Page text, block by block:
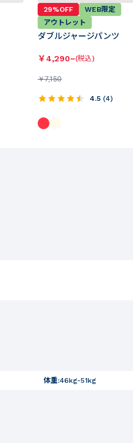
29%OFF
WEB限定
アウトレット
ダブルジャージパンツ
￥4,290~(税込)
￥7,150
4.5 (4)
体重:46kg-51kg